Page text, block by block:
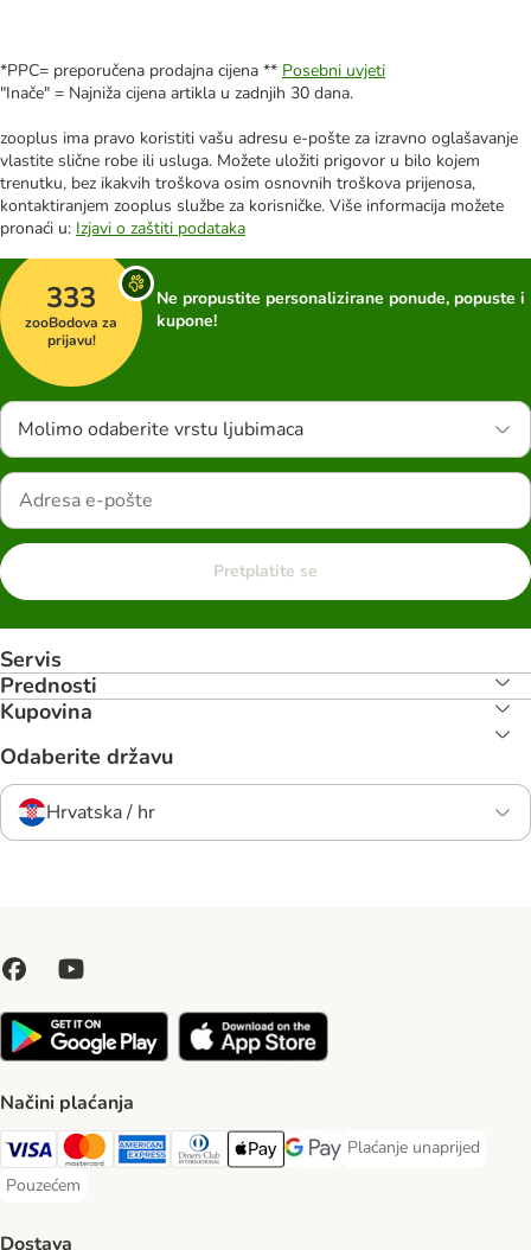
*PPC= preporučena prodajna cijena ** Posebni uvjeti
"Inače" = Najniža cijena artikla u zadnjih 30 dana.
zooplus ima pravo koristiti vašu adresu e-pošte za izravno oglašavanje
vlastite slične robe ili usluga. Možete uložiti prigovor u bilo kojem
trenutku, bez ikakvih troškova osim osnovnih troškova prijenosa,
kontaktiranjem zooplus službe za korisničke. Više informacija možete
pronaći u: Izjavi o zaštiti podataka
333
zooBodova za
prijavu!
Ne propustite personalizirane ponude, popuste i
kupone!
Molimo odaberite vrstu ljubimaca
Pretplatite se
Servis
Prednosti
Kupovina
Odaberite državu
Hrvatska / hr
Načini plaćanja
Visa Payment Method
MasterCard Payment Method
American Express Payment Method
Diners Club Payment Method
Payment MethodGoogle pay Payment Method
Plaćanje unaprijed
Plaćanje unaprijed
Pouzećem
Pouzećem Payment Method
Dostava